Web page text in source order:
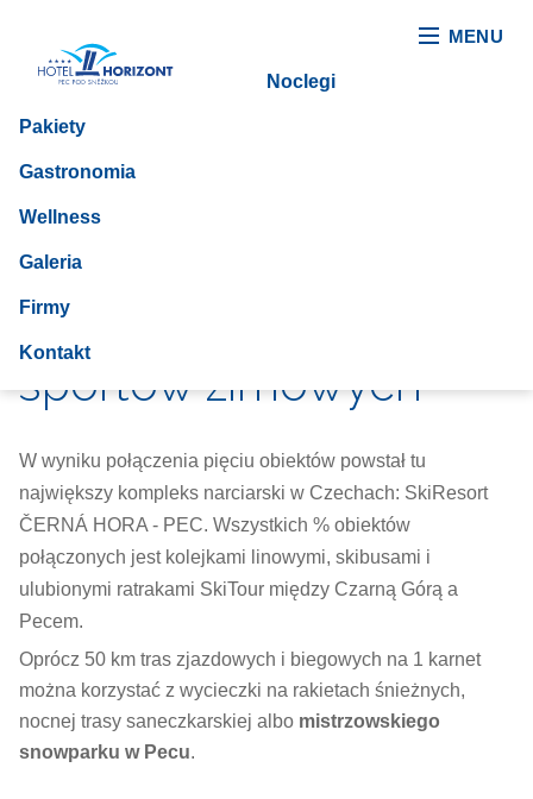
MENU
Noclegi
Pakiety
Gastronomia
Wellness
Galeria
Firmy
Kontakt
Pec pod Śnieżką to raj
sportów zimowych
W wyniku połączenia pięciu obiektów powstał tu
największy kompleks narciarski w Czechach: SkiResort
ČERNÁ HORA - PEC. Wszystkich % obiektów
połączonych jest kolejkami linowymi, skibusami i
ulubionymi ratrakami SkiTour między Czarną Górą a
Pecem.
Oprócz 50 km tras zjazdowych i biegowych na 1 karnet
można korzystać z wycieczki na rakietach śnieżnych,
nocnej trasy saneczkarskiej albo mistrzowskiego
snowparku w Pecu.